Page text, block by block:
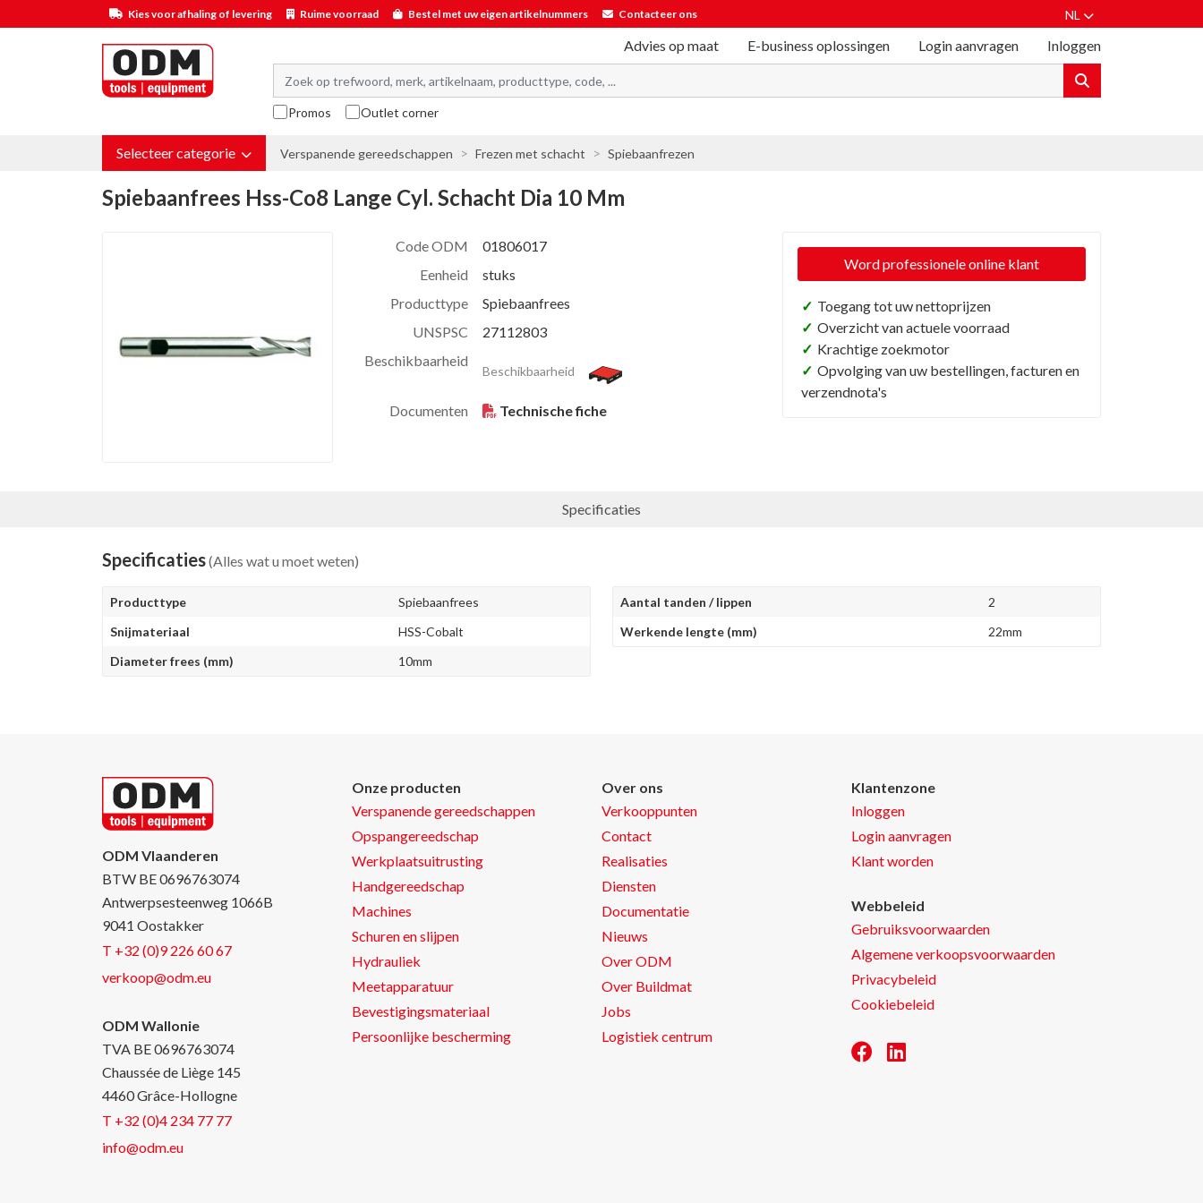
Kies voor afhaling of levering Ruime voorraad Bestel met uw eigen artikelnummers Contacteer ons NL
Advies op maat E-business oplossingen Login aanvragen Inloggen
Promos Outlet corner
Selecteer categorie Verspanende gereedschappen Frezen met schacht Spiebaanfrezen
Spiebaanfrees Hss-Co8 Lange Cyl. Schacht Dia 10 Mm
Code ODM
01806017
Eenheid
stuks
Producttype
Spiebaanfrees
UNSPSC
27112803
Beschikbaarheid
Beschikbaarheid
Documenten Technische fiche
Word professionele online klant
✓ Toegang tot uw nettoprijzen
✓ Overzicht van actuele voorraad
✓ Krachtige zoekmotor
✓ Opvolging van uw bestellingen, facturen en
verzendnota's
Specificaties
Specificaties(Alles wat u moet weten)
Producttype
Spiebaanfrees
Snijmateriaal
HSS-Cobalt
Diameter frees (mm)
10mm
Aantal tanden / lippen
2
Werkende lengte (mm)
22mm
ODM Vlaanderen
BTW BE 0696763074
Antwerpsesteenweg 1066B
9041 Oostakker
T +32 (0)9 226 60 67
verkoop@odm.eu
ODM Wallonie
TVA BE 0696763074
Chaussée de Liège 145
4460 Grâce-Hollogne
T +32 (0)4 234 77 77
info@odm.eu
Onze producten
Verspanende gereedschappen
Opspangereedschap
Werkplaatsuitrusting
Handgereedschap
Machines
Schuren en slijpen
Hydrauliek
Meetapparatuur
Bevestigingsmateriaal
Persoonlijke bescherming
Over ons
Verkooppunten
Contact
Realisaties
Diensten
Documentatie
Nieuws
Over ODM
Over Buildmat
Jobs
Logistiek centrum
Klantenzone
Inloggen
Login aanvragen
Klant worden
Webbeleid
Gebruiksvoorwaarden
Algemene verkoopsvoorwaarden
Privacybeleid
Cookiebeleid